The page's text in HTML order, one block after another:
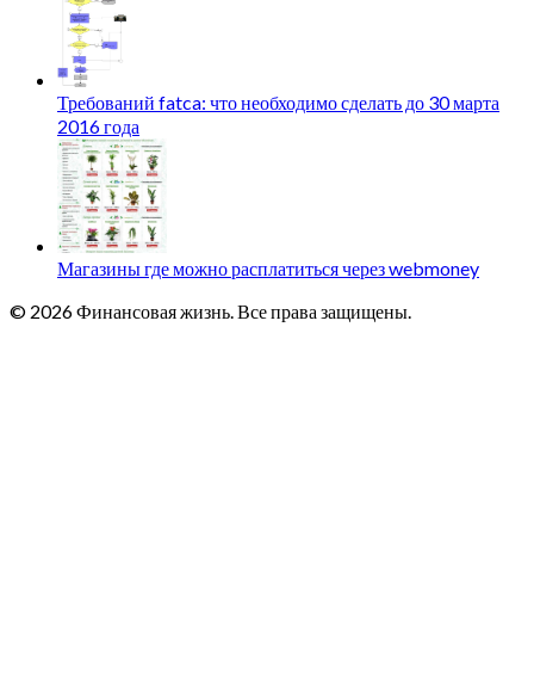
Требований fatca: что необходимо сделать до 30 марта
2016 года
Магазины где можно расплатиться через webmoney
© 2026 Финансовая жизнь. Все права защищены.